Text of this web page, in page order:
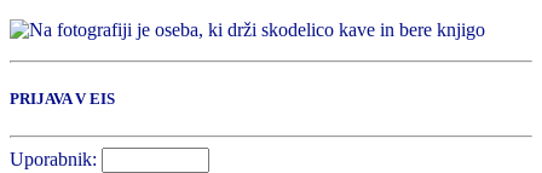
PRIJAVA V EIS
Uporabnik: